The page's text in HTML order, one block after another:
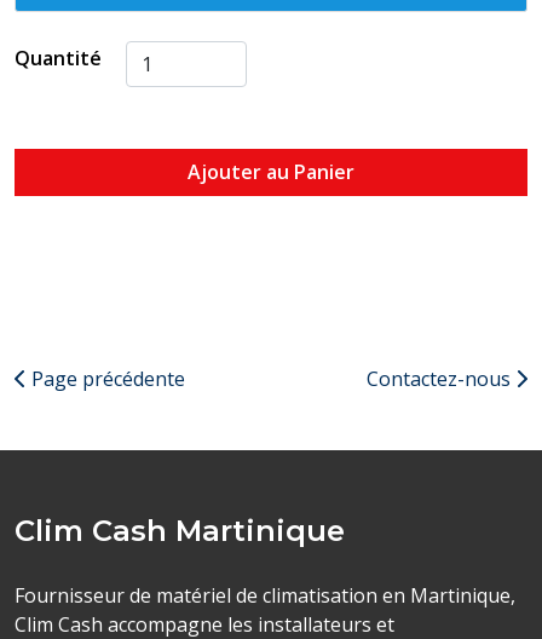
Quantité
Ajouter au Panier
Page précédente Contactez-nous
Clim Cash Martinique
Fournisseur de matériel de climatisation en Martinique,
Clim Cash accompagne les installateurs et